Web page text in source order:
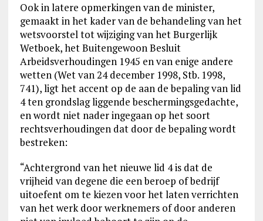
Ook in latere opmerkingen van de minister,
gemaakt in het kader van de behandeling van het
wetsvoorstel tot wijziging van het Burgerlijk
Wetboek, het Buitengewoon Besluit
Arbeidsverhoudingen 1945 en van enige andere
wetten (Wet van 24 december 1998, Stb. 1998,
741), ligt het accent op de aan de bepaling van lid
4 ten grondslag liggende beschermingsgedachte,
en wordt niet nader ingegaan op het soort
rechtsverhoudingen dat door de bepaling wordt
bestreken:
“Achtergrond van het nieuwe lid 4 is dat de
vrijheid van degene die een beroep of bedrijf
uitoefent om te kiezen voor het laten verrichten
van het werk door werknemers of door anderen